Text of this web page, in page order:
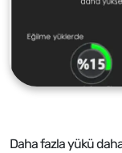
Daha fazla yükü